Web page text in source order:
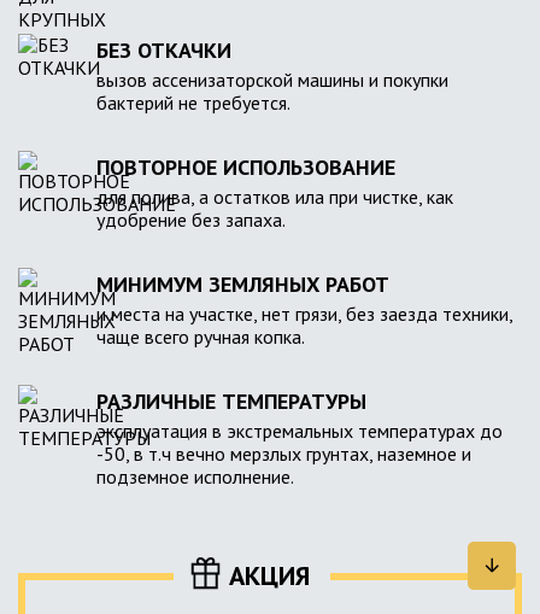
БЕЗ ОТКАЧКИ
вызов ассенизаторской машины и покупки
бактерий не требуется.
ПОВТОРНОЕ ИСПОЛЬЗОВАНИЕ
для полива, а остатков ила при чистке, как
удобрение без запаха.
МИНИМУМ ЗЕМЛЯНЫХ РАБОТ
и места на участке, нет грязи, без заезда техники,
чаще всего ручная копка.
РАЗЛИЧНЫЕ ТЕМПЕРАТУРЫ
эксплуатация в экстремальных температурах до
-50, в т.ч вечно мерзлых грунтах, наземное и
подземное исполнение.
АКЦИЯ